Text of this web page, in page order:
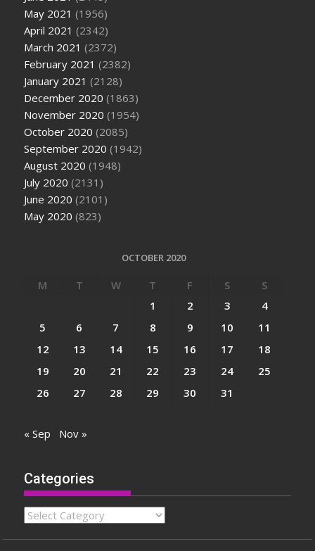
May 2021 (1956)
April 2021 (2342)
March 2021 (2372)
February 2021 (2382)
January 2021 (2128)
December 2020 (1863)
November 2020 (1954)
October 2020 (2085)
September 2020 (1942)
August 2020 (1948)
July 2020 (2131)
June 2020 (2101)
May 2020 (823)
OCTOBER 2020
M T W T F S
S
1
2 3
4
5
6 7 8 9 10
11
12
13 14 15 16 17
18
19
20 21 22 23 24
25
26
27 28 29 30 31
« Sep Nov »
Categories
Categories